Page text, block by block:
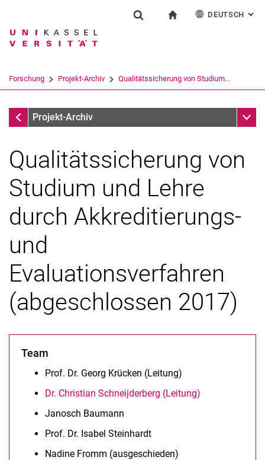
Springe direkt zu: Inhalt
Springe direkt zu: Suche
Springe direkt zu:
Suchbegriff
Suchen (öffnet externen Link in einem
DEUTSCH :
Forschung Projekt-Archiv Qualitätssicherung von Studium...
Projekt-Archiv
Projekt-Archiv
Qualitätssicherung von
Studium und Lehre
durch Akkreditierungs-
und
Evaluationsverfahren
(abgeschlossen 2017)
Team
Prof. Dr. Georg Krücken (Leitung)
Dr. Christian Schneijderberg (Leitung)
Janosch Baumann
Prof. Dr. Isabel Steinhardt
Nadine Fromm (ausgeschieden)